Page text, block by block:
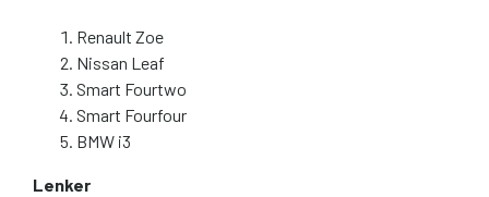
Renault Zoe
Nissan Leaf
Smart Fourtwo
Smart Fourfour
BMW i3
Lenker